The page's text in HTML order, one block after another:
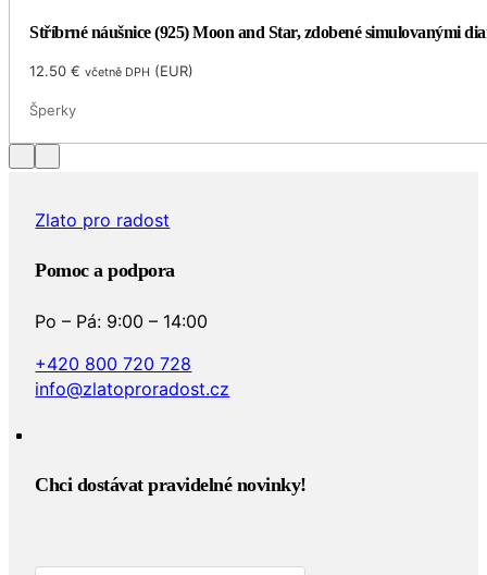
Stříbrné náušnice (925) Moon and Star, zdobené simulovanými
12.50€ včetně DPH (EUR)
Šperky
Zlato pro radost
Pomoc a podpora
Po – Pá: 9:00 – 14:00
+420 800 720 728
info@zlatoproradost.cz
Chci dostávat pravidelné novinky!​